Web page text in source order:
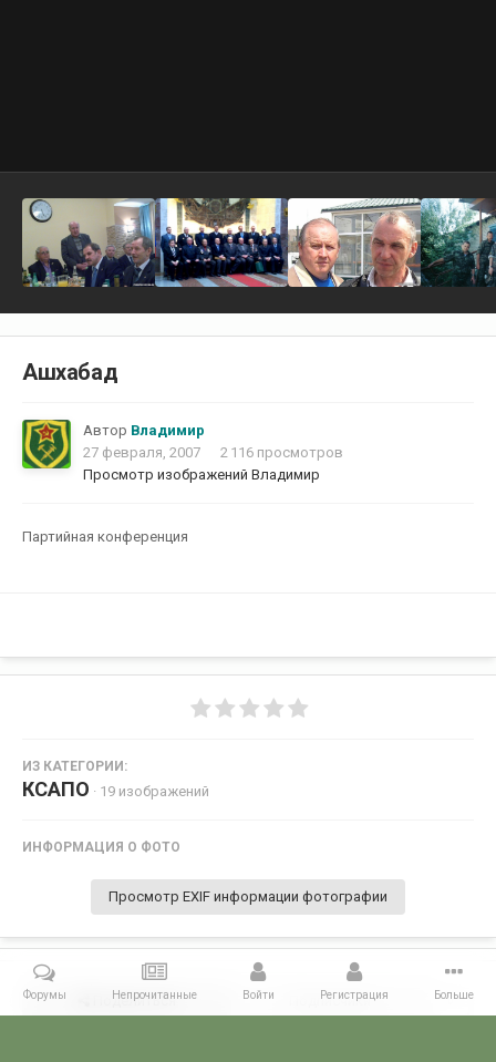
Ашхабад
Автор Владимир
27 февраля, 2007
2 116 просмотров
Просмотр изображений Владимир
Партийная конференция
ИЗ КАТЕГОРИИ:
КСАПО · 19 изображений
ИНФОРМАЦИЯ О ФОТО
Просмотр EXIF информации фотографии
Поделиться Подписчики 0
Форумы Непрочитанные Войти Регистрация Больше